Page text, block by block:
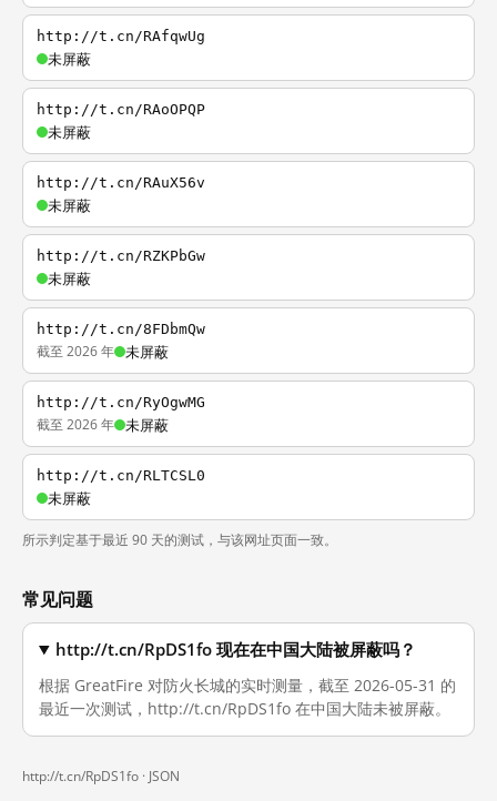
http://t.cn/RAfqwUg
未屏蔽
http://t.cn/RAoOPQP
未屏蔽
http://t.cn/RAuX56v
未屏蔽
http://t.cn/RZKPbGw
未屏蔽
http://t.cn/8FDbmQw
截至 2026 年 未屏蔽
http://t.cn/RyOgwMG
截至 2026 年 未屏蔽
http://t.cn/RLTCSL0
未屏蔽
所示判定基于最近 90 天的测试，与该网址页面一致。
常见问题
http://t.cn/RpDS1fo 现在在中国大陆被屏蔽吗？
根据 GreatFire 对防火长城的实时测量，截至 2026-05-31 的
最近一次测试，http://t.cn/RpDS1fo 在中国大陆未被屏蔽。
http://t.cn/RpDS1fo · JSON